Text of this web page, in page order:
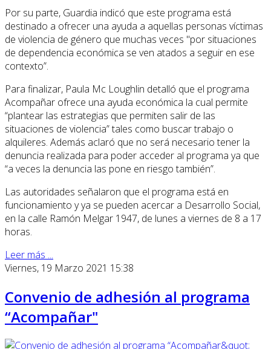
Por su parte, Guardia indicó que este programa está
destinado a ofrecer una ayuda a aquellas personas víctimas
de violencia de género que muchas veces "por situaciones
de dependencia económica se ven atados a seguir en ese
contexto”.
Para finalizar, Paula Mc Loughlin detalló que el programa
Acompañar ofrece una ayuda económica la cual permite
“plantear las estrategias que permiten salir de las
situaciones de violencia” tales como buscar trabajo o
alquileres. Además aclaró que no será necesario tener la
denuncia realizada para poder acceder al programa ya que
“a veces la denuncia las pone en riesgo también”.
Las autoridades señalaron que el programa está en
funcionamiento y ya se pueden acercar a Desarrollo Social,
en la calle Ramón Melgar 1947, de lunes a viernes de 8 a 17
horas.
Leer más ...
Viernes, 19 Marzo 2021 15:38
Convenio de adhesión al programa
“Acompañar"